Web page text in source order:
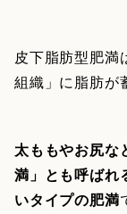
皮下脂肪型肥満
組織」に脂肪が
太ももやお尻な
満」とも呼ばれ
いタイプの肥満